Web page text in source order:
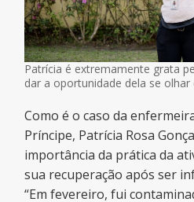
Patrícia é extremamente grata
dar a oportunidade dela se olhar
Como é o caso da
Príncipe, Patrícia Rosa
importância da prática da
sua recuperação após ser
“Em fevereiro, fui